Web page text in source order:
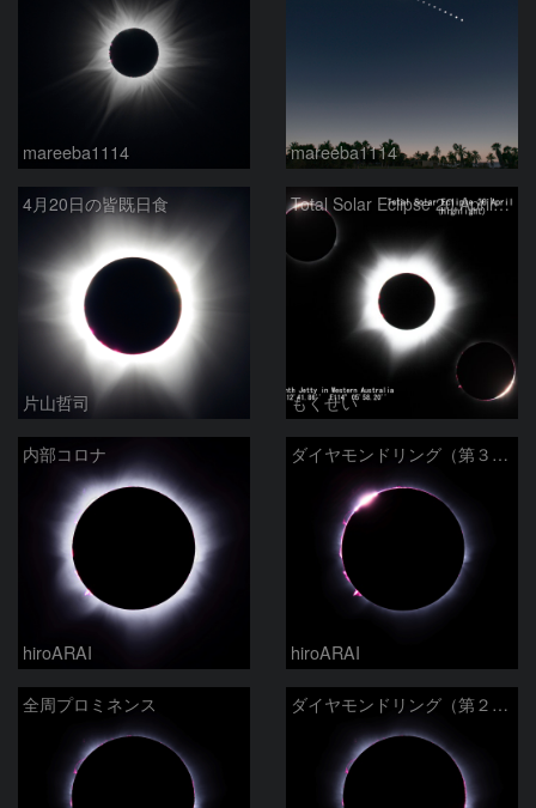
mareeba1114 mareeba1114
4月20日の皆既日食
片山哲司
Total Solar Eclipse 20 April 2023(Highlight)
もくせい
内部コロナ
hiroARAI
ダイヤモンドリング（第３接触後）
hiroARAI
全周プロミネンス ダイヤモンドリング（第２接触前）